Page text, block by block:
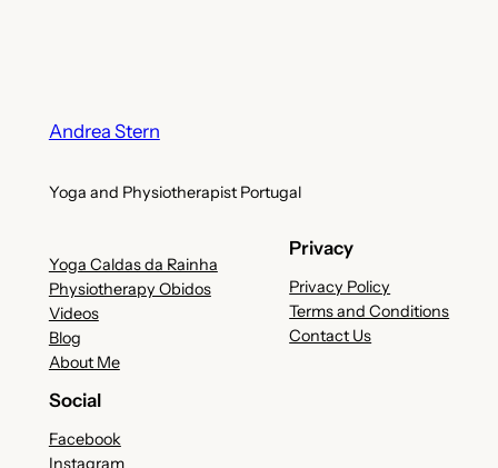
Andrea Stern
Yoga and Physiotherapist Portugal
Yoga Caldas da Rainha
Physiotherapy Obidos
Videos
Blog
About Me
Privacy
Privacy Policy
Terms and Conditions
Contact Us
Social
Facebook